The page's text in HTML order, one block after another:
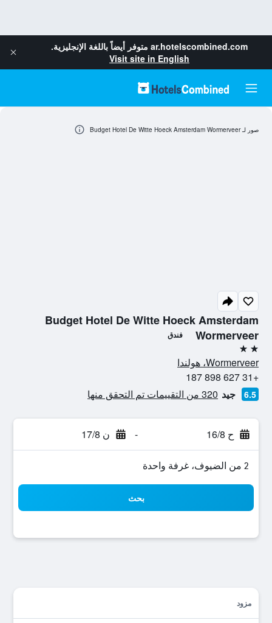
ar.hotelscombined.com متوفر أيضاً باللغة الإنجليزية.
Visit site in English
Budget Hotel De Witte Hoeck Amsterdam
Wormerveer
فندق
2 نجمتين
Wormerveer، هولندا
+31 627 898 187
6.5 جيد 320 من التقييمات تم التحقق منها
ح 16/8 - ن 17/8
2 من الضيوف، غرفة واحدة
بحث
مزود
صور لـ Budget Hotel De Witte Hoeck Amsterdam Wormerveer